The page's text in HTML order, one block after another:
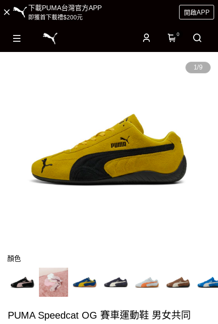
下載PUMA台灣官方APP
即獲首下載禮$200元
開啟APP
0
1/9
顏色
PUMA Speedcat OG 賽車運動鞋 男女共同